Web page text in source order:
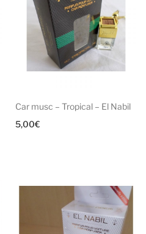
Car musc – Tropical – El Nabil
5,00€